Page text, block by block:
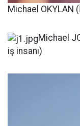
Michael OKYLAN
Michael
iş insanı)